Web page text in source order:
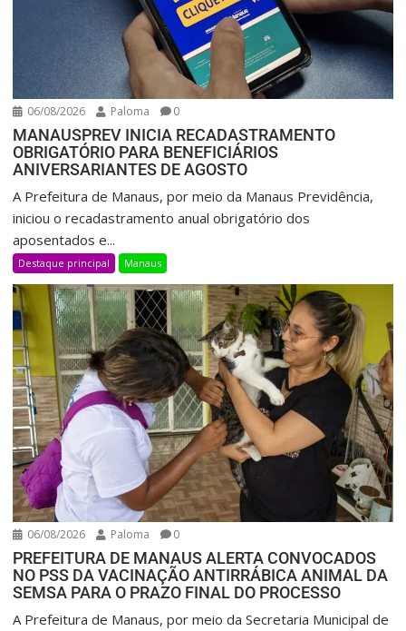
06/08/2026 Paloma 0
MANAUSPREV INICIA RECADASTRAMENTO
OBRIGATÓRIO PARA BENEFICIÁRIOS
ANIVERSARIANTES DE AGOSTO
A Prefeitura de Manaus, por meio da Manaus Previdência,
iniciou o recadastramento anual obrigatório dos
aposentados e...
Destaque principal Manaus
06/08/2026 Paloma 0
PREFEITURA DE MANAUS ALERTA CONVOCADOS
NO PSS DA VACINAÇÃO ANTIRRÁBICA ANIMAL DA
SEMSA PARA O PRAZO FINAL DO PROCESSO
A Prefeitura de Manaus, por meio da Secretaria Municipal de